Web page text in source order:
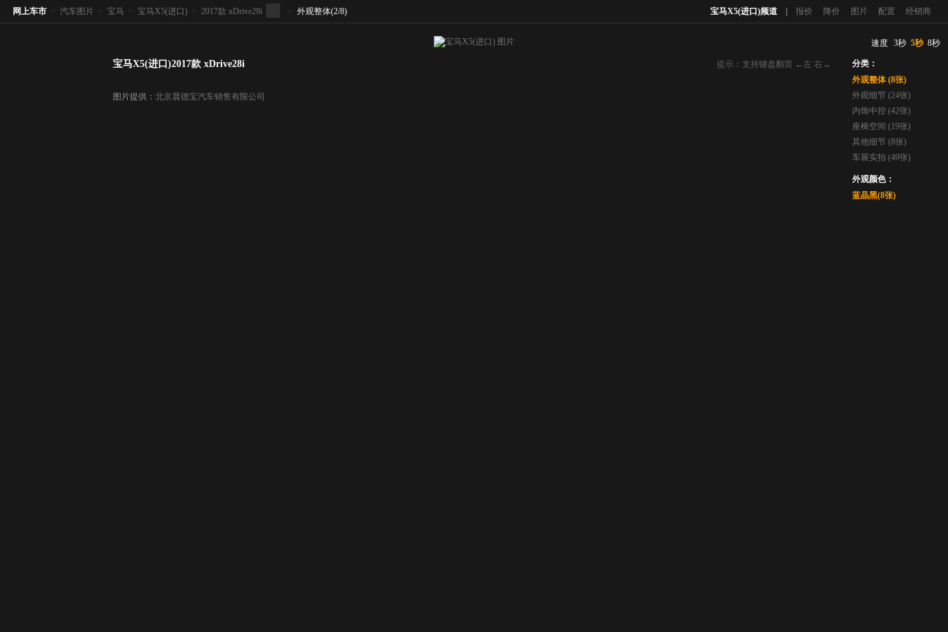
宝马X5(进口)频道 报价 降价 图片 配置 经销商
网上车市 > 汽车图片 > 宝马 > 宝马X5(进口) > 2017款 xDrive28i > 外观整体(2/8)
提示：支持键盘翻页 ←左 右→
宝马X5(进口)2017款 xDrive28i
图片提供： 北京晨德宝汽车销售有限公司
速度 3秒 5秒 8秒
分类：
外观整体 (8张)
外观细节 (24张)
内饰中控 (42张)
座椅空间 (19张)
其他细节 (8张)
车展实拍 (49张)
外观颜色：
蓝晶黑(8张)